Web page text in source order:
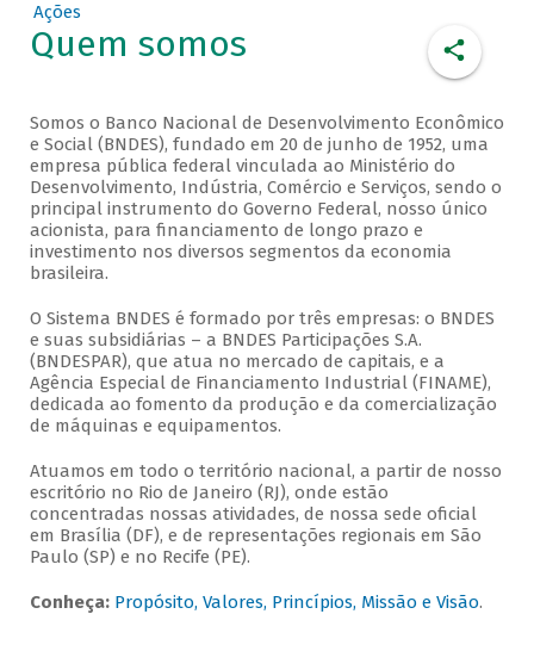
Ações
Quem somos
Somos o Banco Nacional de Desenvolvimento Econômico
e Social (BNDES), fundado em 20 de junho de 1952, uma
empresa pública federal vinculada ao Ministério do
Desenvolvimento, Indústria, Comércio e Serviços, sendo o
principal instrumento do Governo Federal, nosso único
acionista, para financiamento de longo prazo e
investimento nos diversos segmentos da economia
brasileira.
O Sistema BNDES é formado por três empresas: o BNDES
e suas subsidiárias – a BNDES Participações S.A.
(BNDESPAR), que atua no mercado de capitais, e a
Agência Especial de Financiamento Industrial (FINAME),
dedicada ao fomento da produção e da comercialização
de máquinas e equipamentos.
Atuamos em todo o território nacional, a partir de nosso
escritório no Rio de Janeiro (RJ), onde estão
concentradas nossas atividades, de nossa sede oficial
em Brasília (DF), e de representações regionais em São
Paulo (SP) e no Recife (PE).
Conheça: Propósito, Valores, Princípios, Missão e Visão.